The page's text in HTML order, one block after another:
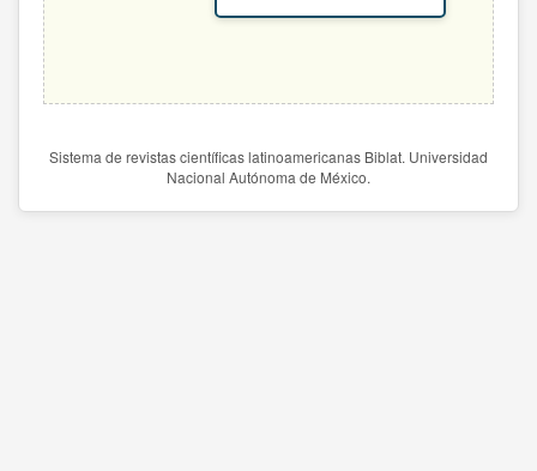
Sistema de revistas científicas latinoamericanas Biblat. Universidad
Nacional Autónoma de México.